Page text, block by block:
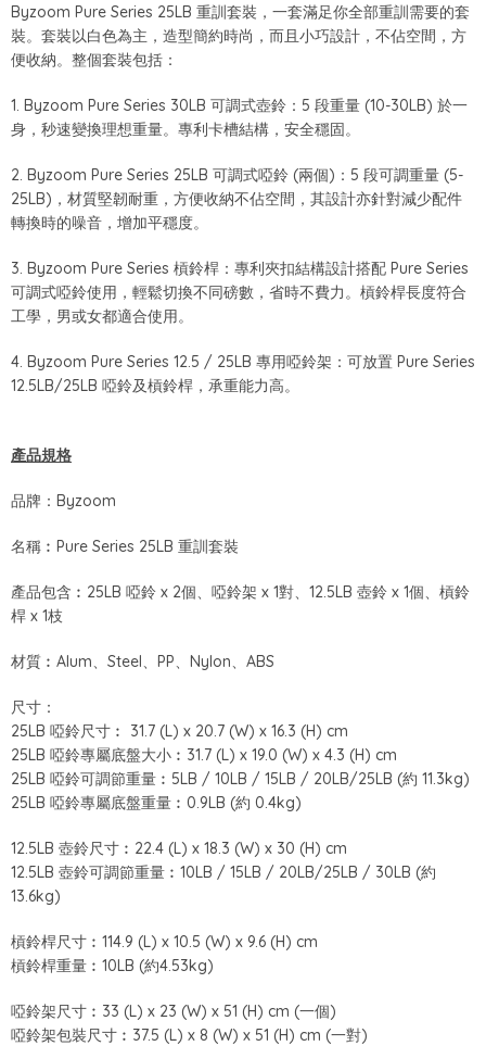
Byzoom Pure Series 25LB 重訓套裝，一套滿足你全部重訓需要的套
裝。套裝以白色為主，造型簡約時尚，而且小巧設計，不佔空間，方
便收納。整個套裝包括：
1. Byzoom Pure Series 30LB 可調式壺鈴：5 段重量 (10-30LB) 於一
身，秒速變換理想重量。專利卡槽結構，安全穩固。
2. Byzoom Pure Series 25LB 可調式啞鈴 (兩個)：5 段可調重量 (5-
25LB)，材質堅韌耐重，方便收納不佔空間，其設計亦針對減少配件
轉換時的噪音，增加平穩度。
3. Byzoom Pure Series 槓鈴桿：專利夾扣結構設計搭配 Pure Series
可調式啞鈴使用，輕鬆切換不同磅數，省時不費力。槓鈴桿長度符合
工學，男或女都適合使用。
4. Byzoom Pure Series 12.5 / 25LB 專用啞鈴架：可放置 Pure Series
12.5LB/25LB 啞鈴及槓鈴桿，承重能力高。
產品規格
品牌：Byzoom
名稱︰Pure Series 25LB 重訓套裝
產品包含︰25LB 啞鈴 x 2個、啞鈴架 x 1對、12.5LB 壺鈴 x 1個、槓鈴
桿 x 1枝
材質︰Alum、Steel、PP、Nylon、ABS
尺寸：
25LB 啞鈴尺寸︰ 31.7 (L) x 20.7 (W) x 16.3 (H) cm
25LB 啞鈴專屬底盤大小︰31.7 (L) x 19.0 (W) x 4.3 (H) cm
25LB 啞鈴可調節重量︰5LB / 10LB / 15LB / 20LB/25LB (約 11.3kg)
25LB 啞鈴專屬底盤重量︰0.9LB (約 0.4kg)
12.5LB 壺鈴尺寸︰22.4 (L) x 18.3 (W) x 30 (H) cm
12.5LB 壺鈴可調節重量︰10LB / 15LB / 20LB/25LB / 30LB (約
13.6kg)
槓鈴桿尺寸︰114.9 (L) x 10.5 (W) x 9.6 (H) cm
槓鈴桿重量︰10LB (約4.53kg)
啞鈴架尺寸︰33 (L) x 23 (W) x 51 (H) cm (一個)
啞鈴架包裝尺寸︰37.5 (L) x 8 (W) x 51 (H) cm (一對)